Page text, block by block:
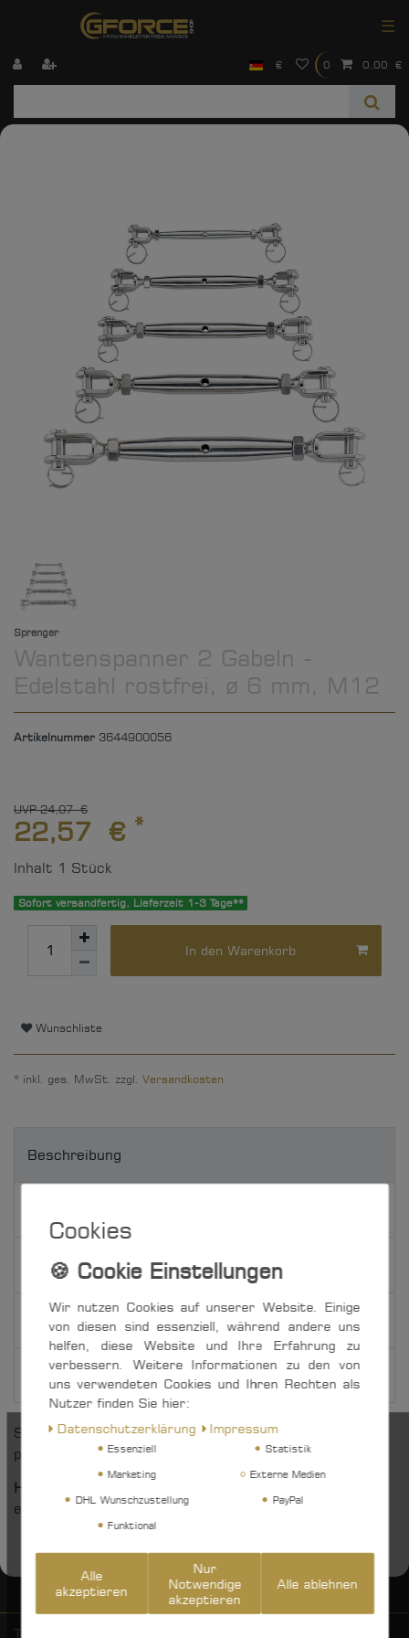
☰
€ 0 0,00 €
Sprenger
Wantenspanner 2 Gabeln -
Edelstahl rostfrei, ø 6 mm, M12
Artikelnummer 3644900056
UVP 24,07 €
22,57 € *
Inhalt 1 Stück
Sofort versandfertig, Lieferzeit 1-3 Tage**
In den Warenkorb
Wunschliste
* inkl. ges. MwSt. zzgl. Versandkosten
Beschreibung
Weitere Details
EU-Verantwortlicher
Stabiler Wantenspanner aus Edelstahl Rostfrei mit
präzise geschnittenem Gewinde.
Hinweis:
ersten Benutzung!
Cookies
Wir nutzen Cookies auf unserer Website. Einige
von diesen sind essenziell, während andere uns
helfen, diese Website und Ihre Erfahrung zu
verbessern. Weitere Informationen zu den von
uns verwendeten Cookies und Ihren Rechten als
Nutzer finden Sie hier:
Daten­schutz­erklärung
Impressum
Essenziell
Statistik
Marketing
Externe Medien
DHL Wunschzustellung
PayPal
Funktional
Alle
akzeptieren
Nur
Notwendige
akzeptieren
Alle ablehnen